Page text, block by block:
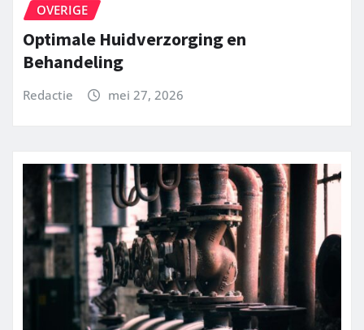
OVERIGE
Optimale Huidverzorging en
Behandeling
Redactie mei 27, 2026